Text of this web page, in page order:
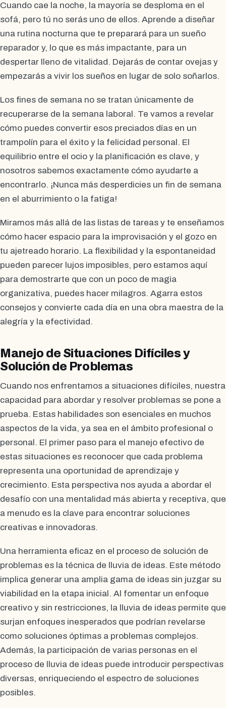
Cuando cae la noche, la mayoría se desploma en el
sofá, pero tú no serás uno de ellos. Aprende a diseñar
una rutina nocturna que te preparará para un sueño
reparador y, lo que es más impactante, para un
despertar lleno de vitalidad. Dejarás de contar ovejas y
empezarás a vivir los sueños en lugar de solo soñarlos.
Los fines de semana no se tratan únicamente de
recuperarse de la semana laboral. Te vamos a revelar
cómo puedes convertir esos preciados días en un
trampolín para el éxito y la felicidad personal. El
equilibrio entre el ocio y la planificación es clave, y
nosotros sabemos exactamente cómo ayudarte a
encontrarlo. ¡Nunca más desperdicies un fin de semana
en el aburrimiento o la fatiga!
Miramos más allá de las listas de tareas y te enseñamos
cómo hacer espacio para la improvisación y el gozo en
tu ajetreado horario. La flexibilidad y la espontaneidad
pueden parecer lujos imposibles, pero estamos aquí
para demostrarte que con un poco de magia
organizativa, puedes hacer milagros. Agarra estos
consejos y convierte cada día en una obra maestra de la
alegría y la efectividad.
Manejo de Situaciones Difíciles y
Solución de Problemas
Cuando nos enfrentamos a situaciones difíciles, nuestra
capacidad para abordar y resolver problemas se pone a
prueba. Estas habilidades son esenciales en muchos
aspectos de la vida, ya sea en el ámbito profesional o
personal. El primer paso para el manejo efectivo de
estas situaciones es reconocer que cada problema
representa una oportunidad de aprendizaje y
crecimiento. Esta perspectiva nos ayuda a abordar el
desafío con una mentalidad más abierta y receptiva, que
a menudo es la clave para encontrar soluciones
creativas e innovadoras.
Una herramienta eficaz en el proceso de solución de
problemas es la técnica de lluvia de ideas. Este método
implica generar una amplia gama de ideas sin juzgar su
viabilidad en la etapa inicial. Al fomentar un enfoque
creativo y sin restricciones, la lluvia de ideas permite que
surjan enfoques inesperados que podrían revelarse
como soluciones óptimas a problemas complejos.
Además, la participación de varias personas en el
proceso de lluvia de ideas puede introducir perspectivas
diversas, enriqueciendo el espectro de soluciones
posibles.